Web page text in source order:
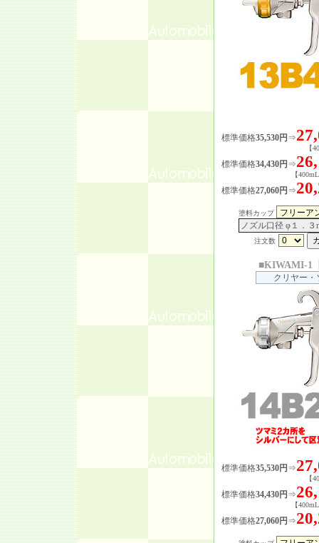
標準価格35,530円 ⇒
【
標準価格34,430円 ⇒
【
標準価格27,060円 ⇒
塗料カップ
ノズル口径 φ１．３
注文数
■KIWAMI-1
クリヤー・
標準価格35,530円 ⇒
【
標準価格34,430円 ⇒
【
標準価格27,060円 ⇒